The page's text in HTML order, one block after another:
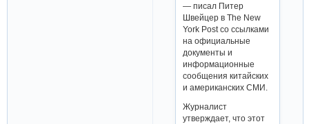
— писал Питер
Швейцер в The New
York Post со ссылками
на официальные
документы и
информационные
сообщения китайских
и американских СМИ.
Журналист
утверждает, что этот